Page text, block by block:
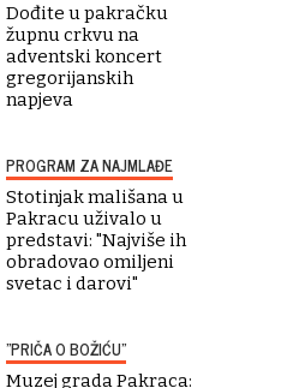
Dođite u pakračku
župnu crkvu na
adventski koncert
gregorijanskih
napjeva
PROGRAM ZA NAJMLAĐE
Stotinjak mališana u
Pakracu uživalo u
predstavi: "Najviše ih
obradovao omiljeni
svetac i darovi"
"PRIČA O BOŽIĆU"
Muzej grada Pakraca: